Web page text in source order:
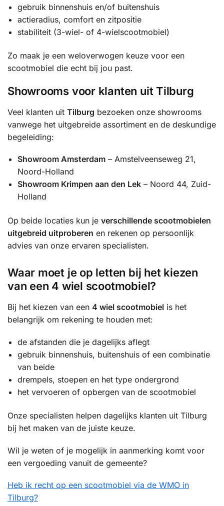
gebruik binnenshuis en/of buitenshuis
actieradius, comfort en zitpositie
stabiliteit (3-wiel- of 4-wielscootmobiel)
Zo maak je een weloverwogen keuze voor een
scootmobiel die echt bij jou past.
Showrooms voor klanten uit Tilburg
Veel klanten uit Tilburg bezoeken onze showrooms
vanwege het uitgebreide assortiment en de deskundige
begeleiding:
Showroom Amsterdam – Amstelveenseweg 21,
Noord-Holland
Showroom Krimpen aan den Lek – Noord 44, Zuid-
Holland
Op beide locaties kun je verschillende scootmobielen
uitgebreid uitproberen en rekenen op persoonlijk
advies van onze ervaren specialisten.
Waar moet je op letten bij het kiezen
van een 4 wiel scootmobiel?
Bij het kiezen van een 4 wiel scootmobiel is het
belangrijk om rekening te houden met:
de afstanden die je dagelijks aflegt
gebruik binnenshuis, buitenshuis of een combinatie
van beide
drempels, stoepen en het type ondergrond
het vervoeren of opbergen van de scootmobiel
Onze specialisten helpen dagelijks klanten uit Tilburg
bij het maken van de juiste keuze.
Wil je weten of je mogelijk in aanmerking komt voor
een vergoeding vanuit de gemeente?
Heb ik recht op een scootmobiel via de WMO in
Tilburg?